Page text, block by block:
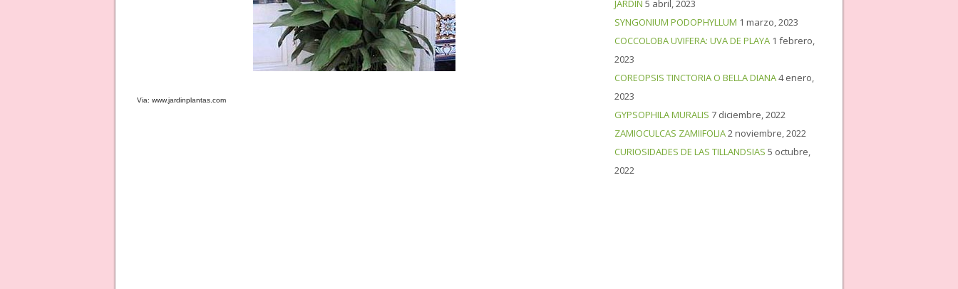
Via: www.jardinplantas.com
JARDÍN 5 abril, 2023
SYNGONIUM PODOPHYLLUM 1 marzo, 2023
COCCOLOBA UVIFERA: UVA DE PLAYA 1 febrero,
2023
COREOPSIS TINCTORIA O BELLA DIANA4 enero,
2023
GYPSOPHILA MURALIS 7 diciembre, 2022
ZAMIOCULCAS ZAMIIFOLIA2 noviembre, 2022
CURIOSIDADES DE LAS TILLANDSIAS 5 octubre,
2022